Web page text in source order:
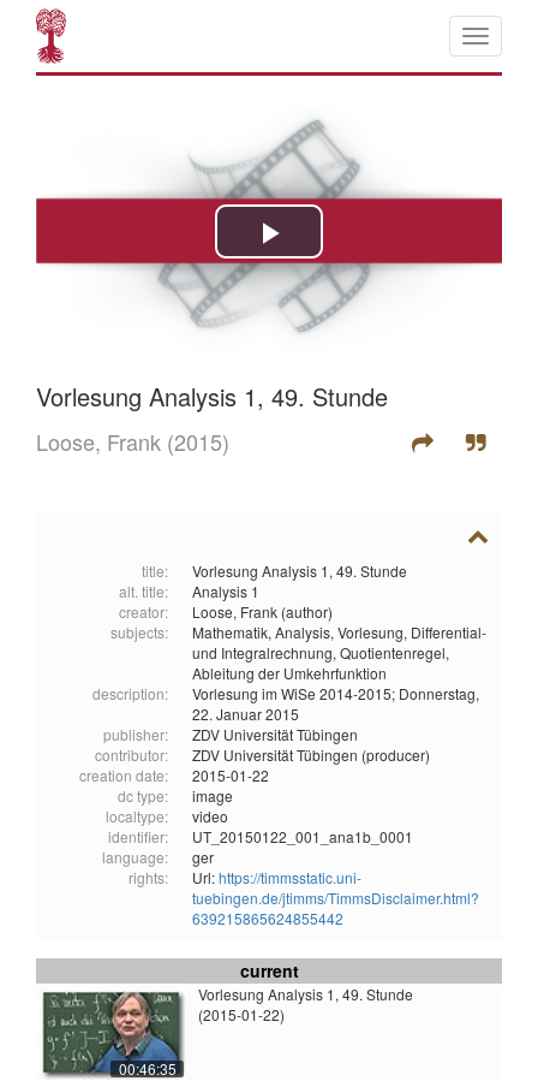
Vorlesung Analysis 1, 49. Stunde
Loose, Frank (2015)
title:
Vorlesung Analysis 1, 49. Stunde
alt. title:
Analysis 1
creator:
Loose, Frank (author)
subjects:
Mathematik, Analysis, Vorlesung, Differential-
und Integralrechnung, Quotientenregel,
Ableitung der Umkehrfunktion
description:
Vorlesung im WiSe 2014-2015; Donnerstag,
22. Januar 2015
publisher:
ZDV Universität Tübingen
contributor:
ZDV Universität Tübingen (producer)
creation date:
2015-01-22
dc type:
image
localtype:
video
identifier:
UT_20150122_001_ana1b_0001
language:
ger
rights:
Url:https://timmsstatic.uni-
tuebingen.de/jtimms/TimmsDisclaimer.html?
639215865624855442
current
00:46:35
Vorlesung Analysis 1, 49. Stunde
(2015-01-22)